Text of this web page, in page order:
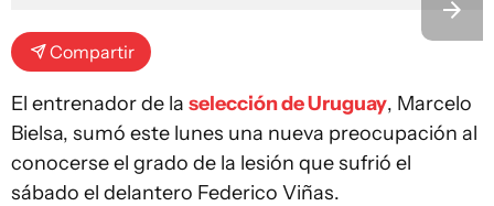
Compartir
El entrenador de la selección de Uruguay, Marcelo
Bielsa, sumó este lunes una nueva preocupación al
conocerse el grado de la lesión que sufrió el
sábado el delantero Federico Viñas.